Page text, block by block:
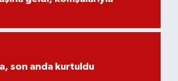
son anda kurtuldu